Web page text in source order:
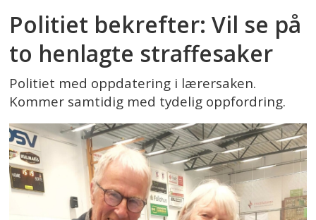
Politiet bekrefter: Vil se på
to henlagte straffesaker
Politiet med oppdatering i lærersaken.
Kommer samtidig med tydelig oppfordring.